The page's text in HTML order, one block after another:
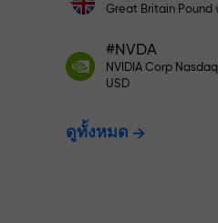
โบนัส
ที่สุดใ
Great Britain Pound
#NVDA
NVIDIA Corp
USD
ดูทั้งหมด